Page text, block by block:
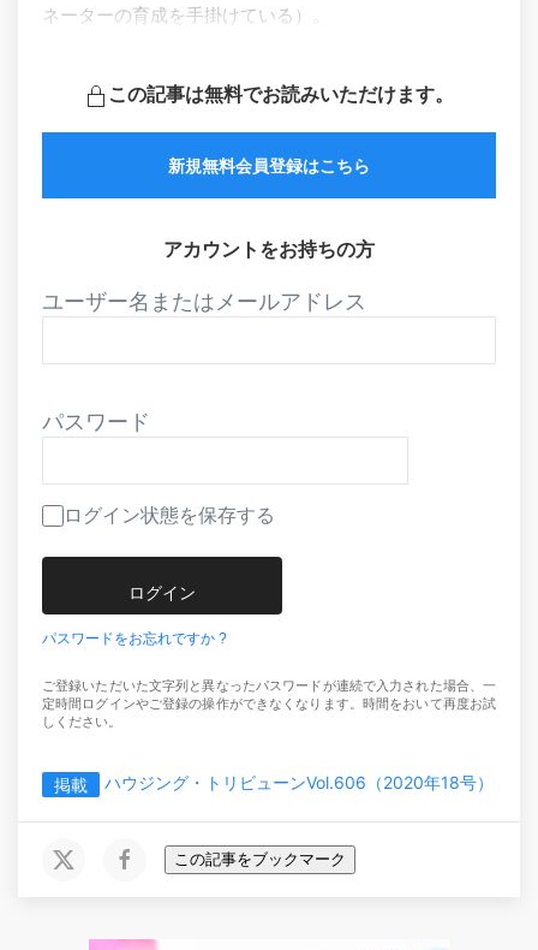
ネーターの育成を手掛けている）。
この記事は無料でお読みいただけます。
新規無料会員登録はこちら
アカウントをお持ちの方
ユーザー名またはメールアドレス
パスワード
ログイン状態を保存する
パスワードをお忘れですか ?
ご登録いただいた文字列と異なったパスワードが連続で入力された場合、一
定時間ログインやご登録の操作ができなくなります。時間をおいて再度お試
しください。
掲載 ハウジング・トリビューンVol.606（2020年18号）
この記事をブックマーク